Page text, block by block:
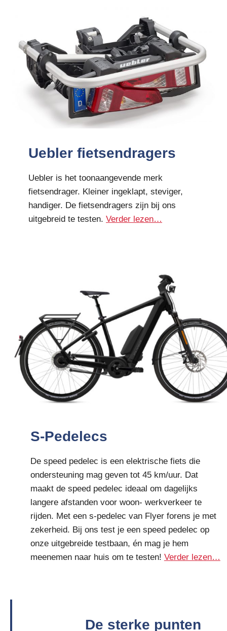
Uebler fietsendragers
Uebler is het toonaangevende merk
fietsendrager. Kleiner ingeklapt, steviger,
handiger. De fietsendragers zijn bij ons
uitgebreid te testen. Verder lezen…
S-Pedelecs
De speed pedelec is een elektrische fiets die
ondersteuning mag geven tot 45 km/uur. Dat
maakt de speed pedelec ideaal om dagelijks
langere afstanden voor woon- werkverkeer te
rijden. Met een s-pedelec van Flyer forens je met
zekerheid. Bij ons test je een speed pedelec op
onze uitgebreide testbaan, én mag je hem
meenemen naar huis om te testen! Verder lezen…
De sterke punten